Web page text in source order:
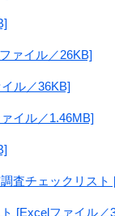
ァイル／26KB]
ル／36KB]
イル／1.46MB]
査チェックリス
[Excelファイル／